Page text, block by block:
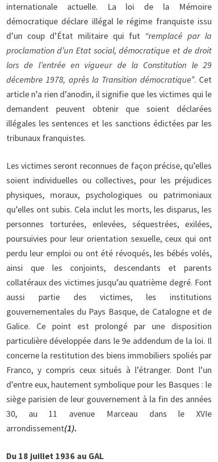
internationale actuelle. La loi de la Mémoire
démocratique déclare illégal le régime franquiste issu
d’un coup d’État militaire qui fut “remplacé par la
proclamation d’un Etat social, démocratique et de droit
lors de l’entrée en vigueur de la Constitution le 29
décembre 1978, après la Transition démocratique”. Cet
article n’a rien d’anodin, il signifie que les victimes qui le
demandent peuvent obtenir que soient déclarées
illégales les sentences et les sanctions édictées par les
tribunaux franquistes.
Les victimes seront reconnues de façon précise, qu’elles
soient individuelles ou collectives, pour les préjudices
physiques, moraux, psychologiques ou patrimoniaux
qu’elles ont subis. Cela inclut les morts, les disparus, les
personnes torturées, enlevées, séquestrées, exilées,
poursuivies pour leur orientation sexuelle, ceux qui ont
perdu leur emploi ou ont été révoqués, les bébés volés,
ainsi que les conjoints, descendants et parents
collatéraux des victimes jusqu’au quatrième degré. Font
aussi partie des victimes, les institutions
gouvernementales du Pays Basque, de Catalogne et de
Galice. Ce point est prolongé par une disposition
particulière développée dans le 9e addendum de la loi. Il
concerne la restitution des biens immobiliers spoliés par
Franco, y compris ceux situés à l’étranger. Dont l’un
d’entre eux, hautement symbolique pour les Basques : le
siège parisien de leur gouvernement à la fin des années
30, au 11 avenue Marceau dans le XVIe
arrondissement(1).
Du 18 juillet 1936 au GAL